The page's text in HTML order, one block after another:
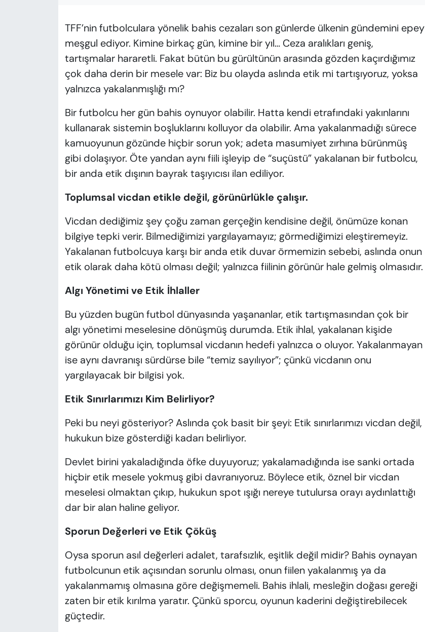
TFF’nin futbolculara yönelik bahis cezaları son günlerde ülkenin gündemini epey
meşgul ediyor. Kimine birkaç gün, kimine bir yıl… Ceza aralıkları geniş,
tartışmalar hararetli. Fakat bütün bu gürültünün arasında gözden kaçırdığımız
çok daha derin bir mesele var: Biz bu olayda aslında etik mi tartışıyoruz, yoksa
yalnızca yakalanmışlığı mı?
Bir futbolcu her gün bahis oynuyor olabilir. Hatta kendi etrafındaki yakınlarını
kullanarak sistemin boşluklarını kolluyor da olabilir. Ama yakalanmadığı sürece
kamuoyunun gözünde hiçbir sorun yok; adeta masumiyet zırhına bürünmüş
gibi dolaşıyor. Öte yandan aynı fiili işleyip de “suçüstü” yakalanan bir futbolcu,
bir anda etik dışının bayrak taşıyıcısı ilan ediliyor.
Toplumsal vicdan etikle değil, görünürlükle çalışır.
Vicdan dediğimiz şey çoğu zaman gerçeğin kendisine değil, önümüze konan
bilgiye tepki verir. Bilmediğimizi yargılayamayız; görmediğimizi eleştiremeyiz.
Yakalanan futbolcuya karşı bir anda etik duvar örmemizin sebebi, aslında onun
etik olarak daha kötü olması değil; yalnızca fiilinin görünür hale gelmiş olmasıdır.
Algı Yönetimi ve Etik İhlaller
Bu yüzden bugün futbol dünyasında yaşananlar, etik tartışmasından çok bir
algı yönetimi meselesine dönüşmüş durumda. Etik ihlal, yakalanan kişide
görünür olduğu için, toplumsal vicdanın hedefi yalnızca o oluyor. Yakalanmayan
ise aynı davranışı sürdürse bile “temiz sayılıyor”; çünkü vicdanın onu
yargılayacak bir bilgisi yok.
Etik Sınırlarımızı Kim Belirliyor?
Peki bu neyi gösteriyor? Aslında çok basit bir şeyi: Etik sınırlarımızı vicdan değil,
hukukun bize gösterdiği kadarı belirliyor.
Devlet birini yakaladığında öfke duyuyoruz; yakalamadığında ise sanki ortada
hiçbir etik mesele yokmuş gibi davranıyoruz. Böylece etik, öznel bir vicdan
meselesi olmaktan çıkıp, hukukun spot ışığı nereye tutulursa orayı aydınlattığı
dar bir alan haline geliyor.
Sporun Değerleri ve Etik Çöküş
Oysa sporun asıl değerleri adalet, tarafsızlık, eşitlik değil midir? Bahis oynayan
futbolcunun etik açısından sorunlu olması, onun fiilen yakalanmış ya da
yakalanmamış olmasına göre değişmemeli. Bahis ihlali, mesleğin doğası gereği
zaten bir etik kırılma yaratır. Çünkü sporcu, oyunun kaderini değiştirebilecek
güçtedir.
KÜLTÜR-SANAT
MAGAZİN
ÖZEL HABER
YAZAR KÖŞESİ